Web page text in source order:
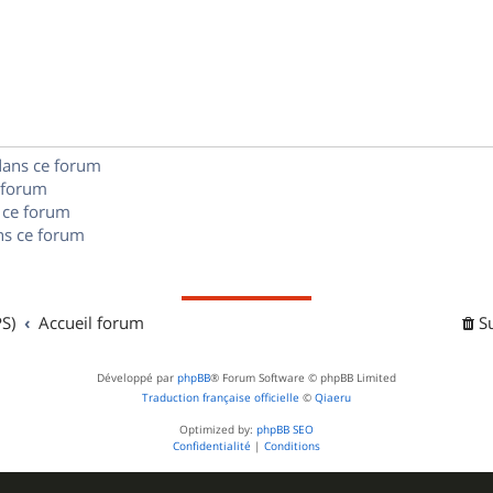
e
ce forum
forum
ce forum
Accueil forum
Développé par phpBB® Forum Software © phpBB Limited
Traduction française officielle © Qiaeru
Optimized by: phpBB SEO
Confidentialité | Conditions